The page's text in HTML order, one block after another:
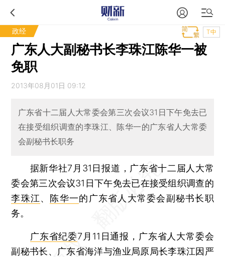
政经 T中
广东人大副秘书长李珠江陈华一被
免职
2013年08月01日 09:12
广东省十二届人大常委会第三次会议31日下午免去已
在接受组织调查的李珠江、陈华一的广东省人大常委
会副秘书长职务
据新华社7月31日报道，广东省十二届人大常
委会第三次会议31日下午免去已在接受组织调查的
李珠江、 陈华一的广东省人大常委会副秘书长职
务。
广东省纪委7月11日通报，广东省人大常委会
副秘书长、广东省海洋与渔业局原局长李珠江因严